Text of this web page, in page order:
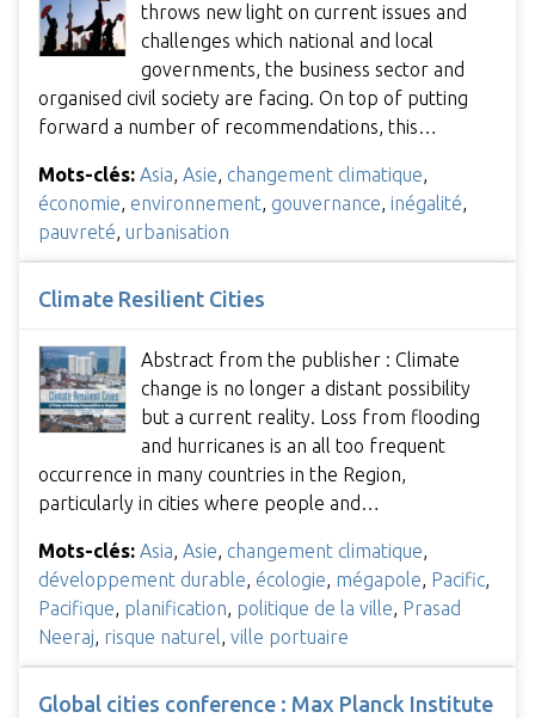
throws new light on current issues and
challenges which national and local
governments, the business sector and
organised civil society are facing. On top of putting
forward a number of recommendations, this…
Mots-clés: Asia, Asie, changement climatique,
économie, environnement, gouvernance, inégalité,
pauvreté, urbanisation
Climate Resilient Cities
Abstract from the publisher : Climate
change is no longer a distant possibility
but a current reality. Loss from flooding
and hurricanes is an all too frequent
occurrence in many countries in the Region,
particularly in cities where people and…
Mots-clés: Asia, Asie, changement climatique,
développement durable, écologie, mégapole, Pacific,
Pacifique, planification, politique de la ville, Prasad
Neeraj, risque naturel, ville portuaire
Global cities conference : Max Planck Institute